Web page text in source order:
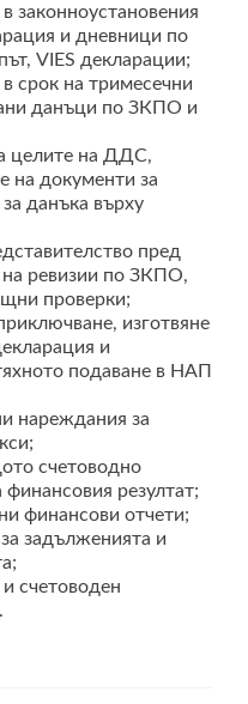
законноустановения
и дневници по
VIES декларации;
срок на тримесечни
данъци по ЗКПО и
целите на ДДС,
на документи за
данъка върху
пред
ревизии по ЗКПО,
проверки;
изготвяне
и
подаване в НАП
нареждания за
счетоводно
резултат;
финансови отчети;
задълженията и
счетоводен